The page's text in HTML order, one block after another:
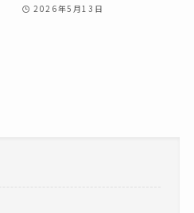
2026年5月13日